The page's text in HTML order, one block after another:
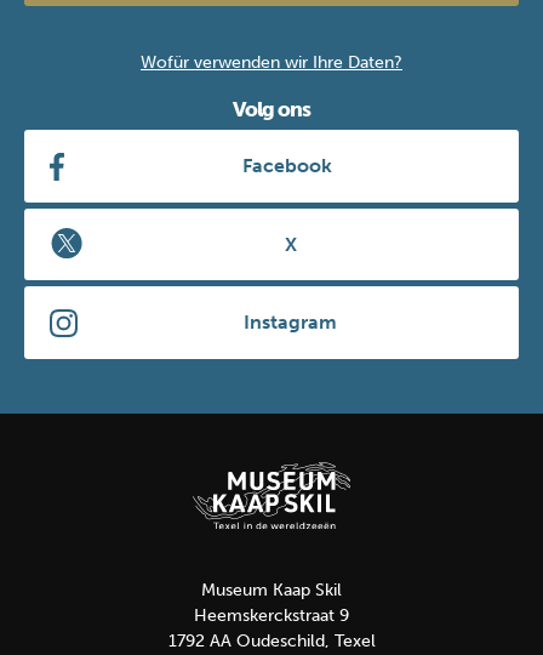
Wofür verwenden wir Ihre Daten?
Volg ons
Facebook
X
Instagram
Museum Kaap Skil
Heemskerckstraat 9
1792 AA Oudeschild, Texel